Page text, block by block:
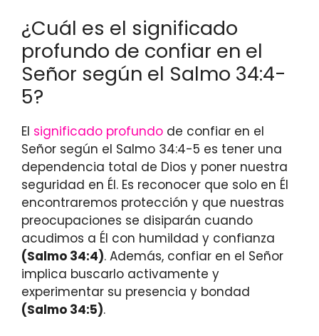
¿Cuál es el significado
profundo de confiar en el
Señor según el Salmo 34:4-
5?
El significado profundo de confiar en el
Señor según el Salmo 34:4-5 es tener una
dependencia total de Dios y poner nuestra
seguridad en Él. Es reconocer que solo en Él
encontraremos protección y que nuestras
preocupaciones se disiparán cuando
acudimos a Él con humildad y confianza
(Salmo 34:4). Además, confiar en el Señor
implica buscarlo activamente y
experimentar su presencia y bondad
(Salmo 34:5).